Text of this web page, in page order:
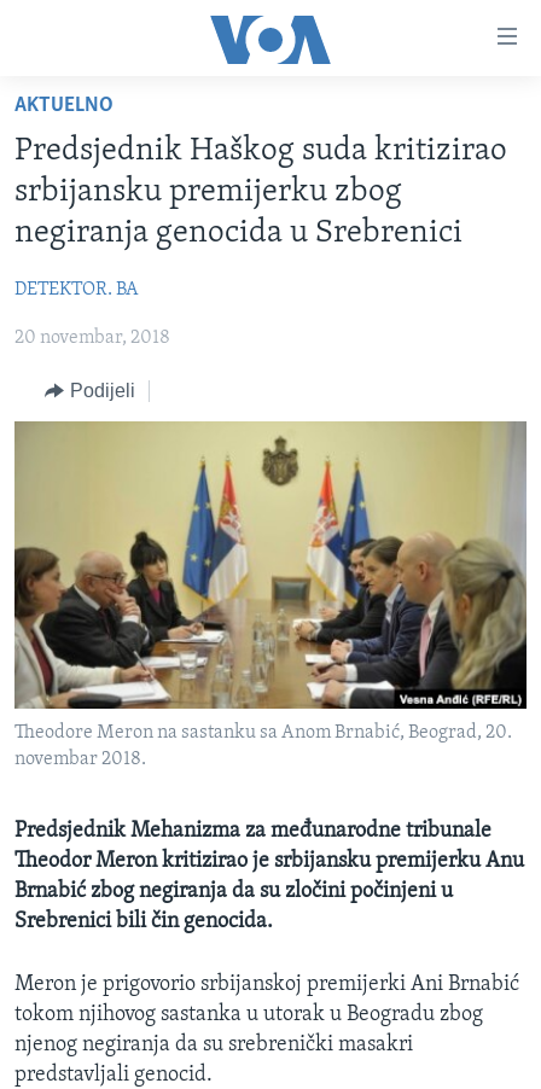
glavni
sadržaj
Pređi
na
glavnu
Idi
na
TV PROGRAM
VIDEO
FOTOGRAFIJE DANA
BOSNA I HERCEGOVINA
SVIJET
NAUKA I TEHNOLOGIJA
SPECIJALNI PROJEKTI
KORUPCIJA
IZBJEGLIČKA STRANA
MAGAZIN
O GLASU AMERIKE
Learning English
PRATITE NAS
Jezici
AKTUELNO
Predsjednik Haškog suda kritizirao
srbijansku premijerku zbog
negiranja genocida u Srebrenici
DETEKTOR. BA
20 novembar, 2018
Podijeli
Theodore Meron na sastanku sa Anom Brnabić, Beograd, 20.
novembar 2018.
Predsjednik Mehanizma za međunarodne tribunale
Theodor Meron kritizirao je srbijansku premijerku Anu
Brnabić zbog negiranja da su zločini počinjeni u
Srebrenici bili čin genocida.
Meron je prigovorio srbijanskoj premijerki Ani Brnabić
tokom njihovog sastanka u utorak u Beogradu zbog
njenog negiranja da su srebrenički masakri
predstavljali genocid.